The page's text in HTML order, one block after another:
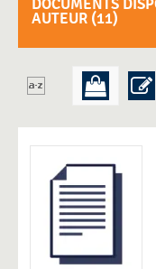
DOCUMENTS
AUTEUR (11)